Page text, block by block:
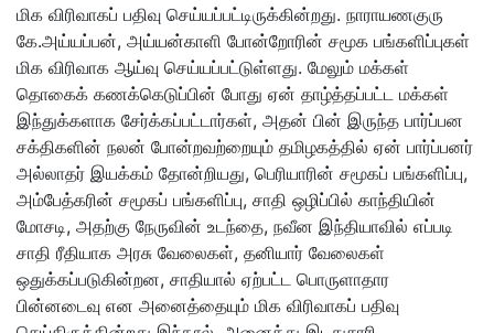
மிக விரிவாகப் பதிவு செய்யப்பட்டிருக்கின்றது. நாராயணகுரு
கே.அய்யப்பன், அய்யன்காளி போன்றோரின் சமூக பங்களிப்புகள்
மிக விரிவாக ஆய்வு செய்யப்பட்டுள்ளது. மேலும் மக்கள்
தொகைக் கணக்கெடுப்பின் போது ஏன் தாழ்த்தப்பட்ட மக்கள்
இந்துக்களாக சேர்க்கப்பட்டார்கள், அதன் பின் இருந்த பார்ப்பன
சக்திகளின் நலன் போன்றவற்றையும் தமிழகத்தில் ஏன் பார்ப்பனர்
அல்லாதர் இயக்கம் தோன்றியது, பெரியாரின் சமூகப் பங்களிப்பு,
அம்பேத்கரின் சமூகப் பங்களிப்பு, சாதி ஒழிப்பில் காந்தியின்
மோசடி, அதற்கு நேருவின் உடந்தை, நவீன இந்தியாவில் எப்படி
சாதி ரீதியாக அரசு வேலைகள், தனியார் வேலைகள்
ஒதுக்கப்படுகின்றன, சாதியால் ஏற்பட்ட பொருளாதார
பின்னடைவு என அனைத்தையும் மிக விரிவாகப் பதிவு